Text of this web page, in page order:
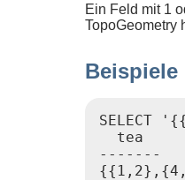
Ein Feld mit 1
TopoGeometry
Beispiele
SELECT
  tea
-------